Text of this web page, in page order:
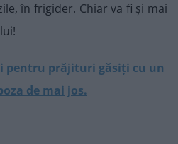
în frigider. Chiar va fi și mai
pentru prăjituri găsiți cu un
de mai jos.